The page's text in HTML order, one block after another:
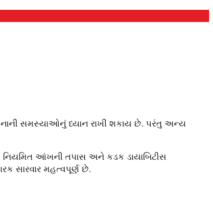
નાની સમસ્યાઓનું ધ્યાન રાખી શકાય છે. પરંતુ અન્ય
આંખની તપાસ અને કડક ડાયાબિટીસ
સારવાર મહત્વપૂર્ણ છે.